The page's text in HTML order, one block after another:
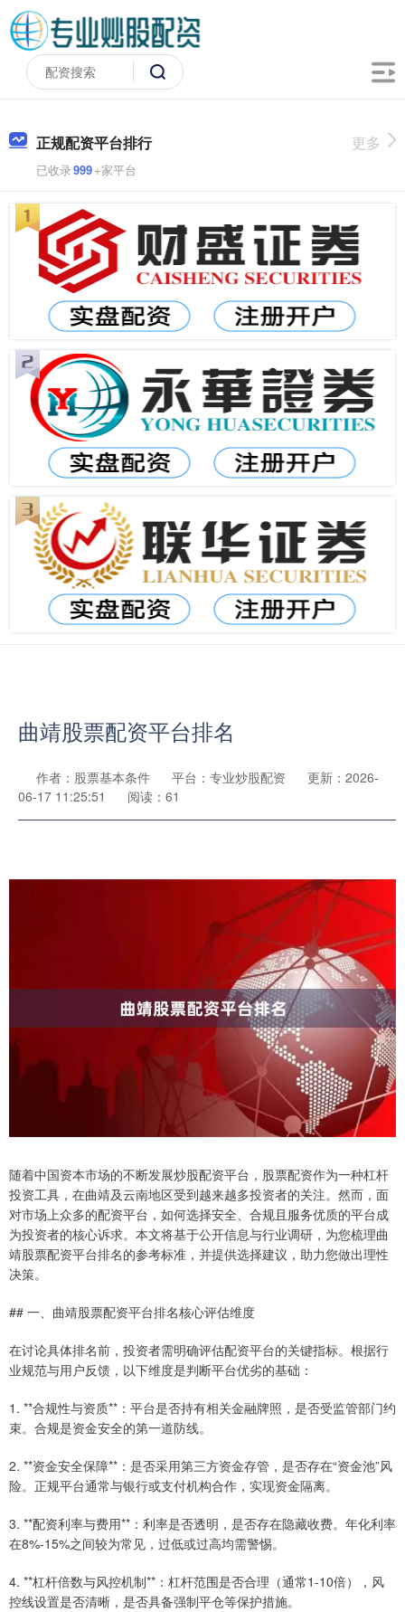
正规配资平台排行
已收录999+家平台
更多
曲靖股票配资平台排名
作者：股票基本条件 平台：专业炒股配资
更新：2026-
06-17 11:25:51
阅读：61
随着中国资本市场的不断发展炒股配资平台，股票配资作为一种杠杆
投资工具，在曲靖及云南地区受到越来越多投资者的关注。然而，面
对市场上众多的配资平台，如何选择安全、合规且服务优质的平台成
为投资者的核心诉求。本文将基于公开信息与行业调研，为您梳理曲
靖股票配资平台排名的参考标准，并提供选择建议，助力您做出理性
决策。
## 一、曲靖股票配资平台排名核心评估维度
在讨论具体排名前，投资者需明确评估配资平台的关键指标。根据行
业规范与用户反馈，以下维度是判断平台优劣的基础：
1. **合规性与资质**：平台是否持有相关金融牌照，是否受监管部门约
束。合规是资金安全的第一道防线。
2. **资金安全保障**：是否采用第三方资金存管，是否存在“资金池”风
险。正规平台通常与银行或支付机构合作，实现资金隔离。
3. **配资利率与费用**：利率是否透明，是否存在隐藏收费。年化利率
在8%-15%之间较为常见，过低或过高均需警惕。
4. **杠杆倍数与风控机制**：杠杆范围是否合理（通常1-10倍），风
控线设置是否清晰，是否具备强制平仓等保护措施。